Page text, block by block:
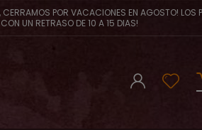
CERRAMOS POR VACACIONES EN AGOSTO! LOS
UN RETRASO DE 10 A 15 DIAS!